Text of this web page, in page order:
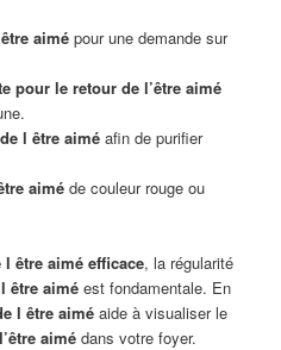
aimépour une demande sur
pour le retour de l’être aimé
l être aiméafin de purifier
aiméde couleur rouge ou
l être aimé efficace, la régularité
être aimé est fondamentale. En
l être aimé aide à visualiser le
aimé dans votre foyer.